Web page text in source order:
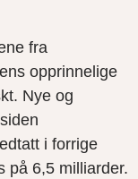
fra
opprinnelige
. Nye og
siden
i forrige
på 6,5 milliarder.